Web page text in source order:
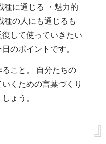
種に通じる ・魅力的
種の人にも通じるも
して使っていきたい
のポイントです。
こと。
自分たちの
くための言葉づくり
ょう。